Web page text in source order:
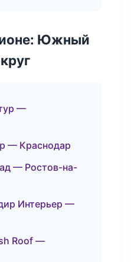
Южный
—
— Краснодар
— Ростов-на-
Интерьер —
Roof —